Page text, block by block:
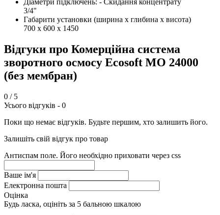
3/4"
Габарити установки (ширина х глибина х висота)
700 х 600 х 1450
Відгуки про Комерційна система
зворотного осмосу Ecosoft MO 24000
(без мембран)
0 / 5
Усього відгуків - 0
Поки що немає відгуків. Будьте першим, хто залишить його.
Залишіть свій відгук про товар
Антиспам поле. Його необхідно приховати через css
Ваше ім'я
Електронна пошта
Оцінка
Будь ласка, оцініть за 5 бальною шкалою